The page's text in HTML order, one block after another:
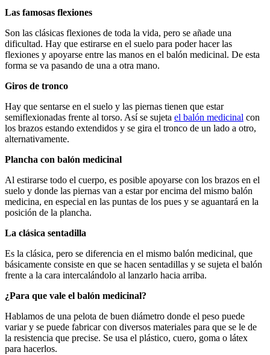
Las famosas flexiones
Son las clásicas flexiones de toda la vida, pero se añade una
dificultad. Hay que estirarse en el suelo para poder hacer las
flexiones y apoyarse entre las manos en el balón medicinal. De esta
forma se va pasando de una a otra mano.
Giros de tronco
Hay que sentarse en el suelo y las piernas tienen que estar
semiflexionadas frente al torso. Así se sujeta el balón medicinal con
los brazos estando extendidos y se gira el tronco de un lado a otro,
alternativamente.
Plancha con balón medicinal
Al estirarse todo el cuerpo, es posible apoyarse con los brazos en el
suelo y donde las piernas van a estar por encima del mismo balón
medicina, en especial en las puntas de los pues y se aguantará en la
posición de la plancha.
La clásica sentadilla
Es la clásica, pero se diferencia en el mismo balón medicinal, que
básicamente consiste en que se hacen sentadillas y se sujeta el balón
frente a la cara intercalándolo al lanzarlo hacia arriba.
¿Para que vale el balón medicinal?
Hablamos de una pelota de buen diámetro donde el peso puede
variar y se puede fabricar con diversos materiales para que se le de
la resistencia que precise. Se usa el plástico, cuero, goma o látex
para hacerlos.